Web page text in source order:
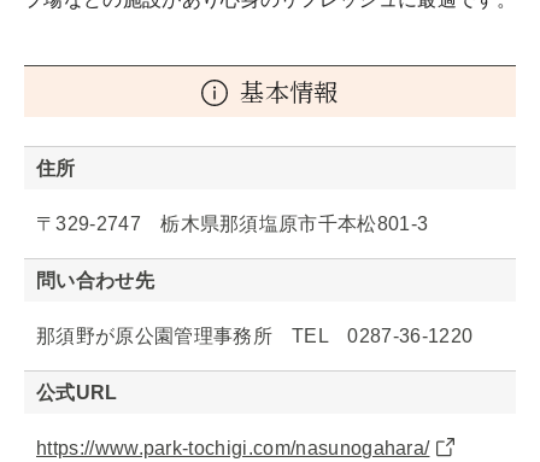
基本情報
住所
〒329-2747 栃木県那須塩原市千本松801-3
問い合わせ先
那須野が原公園管理事務所 TEL 0287-36-1220
公式URL
https://www.park-tochigi.com/nasunogahara/